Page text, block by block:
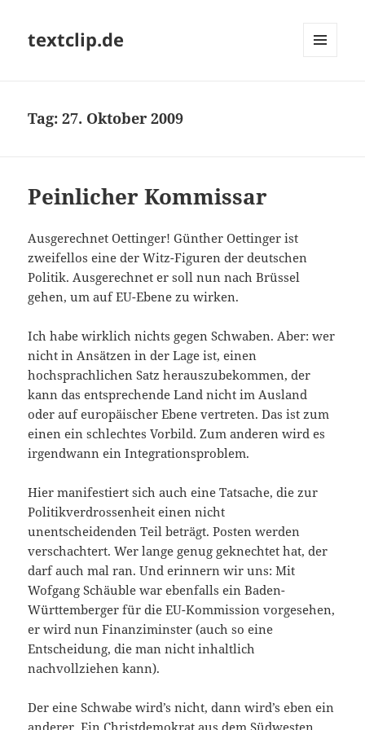
textclip.de
Tag:27. Oktober 2009
Peinlicher Kommissar
Ausgerechnet Oettinger! Günther Oettinger ist
zweifellos eine der Witz-Figuren der deutschen
Politik. Ausgerechnet er soll nun nach Brüssel
gehen, um auf EU-Ebene zu wirken.
Ich habe wirklich nichts gegen Schwaben. Aber: wer
nicht in Ansätzen in der Lage ist, einen
hochsprachlichen Satz herauszubekommen, der
kann das entsprechende Land nicht im Ausland
oder auf europäischer Ebene vertreten. Das ist zum
einen ein schlechtes Vorbild. Zum anderen wird es
irgendwann ein Integrationsproblem.
Hier manifestiert sich auch eine Tatsache, die zur
Politikverdrossenheit einen nicht
unentscheidenden Teil beträgt. Posten werden
verschachtert. Wer lange genug geknechtet hat, der
darf auch mal ran. Und erinnern wir uns: Mit
Wofgang Schäuble war ebenfalls ein Baden-
Württemberger für die EU-Kommission vorgesehen,
er wird nun Finanziminster (auch so eine
Entscheidung, die man nicht inhaltlich
nachvollziehen kann).
Der eine Schwabe wird’s nicht, dann wird’s eben ein